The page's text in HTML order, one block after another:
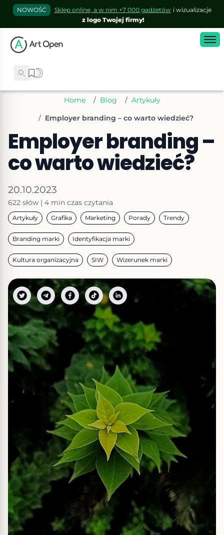
NOWOŚĆ Sklep online, a w nim +7 000 gadżetów i wizualizacje
z logo Twojej firmy!
Home / Blog / Artykuły
/ Employer branding – co warto wiedzieć?
Employer branding –
co warto wiedzieć?
20.10.2023
622 słów | 4 min czas czytania
Artykuły Grafika Marketing Porady Trendy
Branding marki Identyfikacja marki
Kultura organizacyjna SIW Wizerunek marki